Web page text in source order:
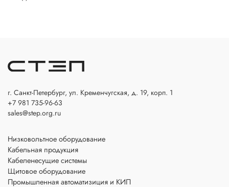
г. Санкт-Петербург, ул. Кременчугская, д. 19, корп. 1
+7 981 735-96-63
sales@step.org.ru
Низковольтное оборудование
Кабельная продукция
Кабеленесущие системы
Щитовое оборудование
Промышленная автоматизиция и КИП